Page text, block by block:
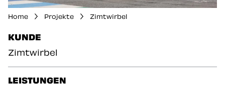
Home Projekte Zimtwirbel
KUNDE
Zimtwirbel
LEISTUNGEN